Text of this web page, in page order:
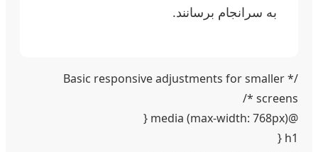
به سرانجام برسانند.
/* Basic responsive adjustments for smaller
screens */
@media (max-width: 768px) {
h1 {